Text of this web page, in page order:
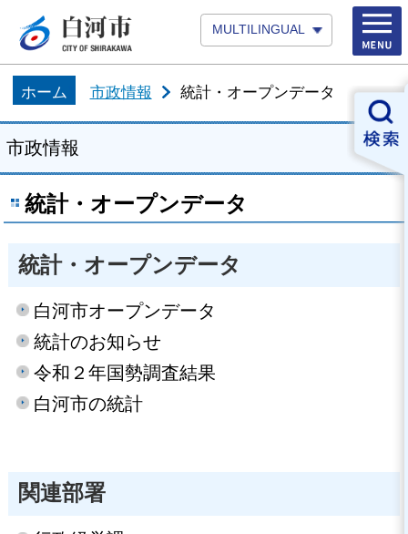
MULTILINGUAL
ホーム 市政情報 統計・オープンデータ
市政情報
統計・オープンデータ
統計・オープンデータ
白河市オープンデータ
統計のお知らせ
令和２年国勢調査結果
白河市の統計
関連部署